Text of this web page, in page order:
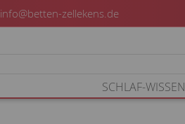
info@betten-zellekens.de
SCHLAF-WISSEN